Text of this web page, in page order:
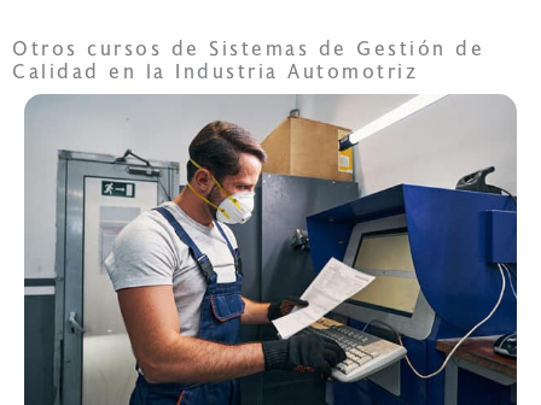
Otros cursos de Sistemas de Gestión de
Calidad en la Industria Automotriz